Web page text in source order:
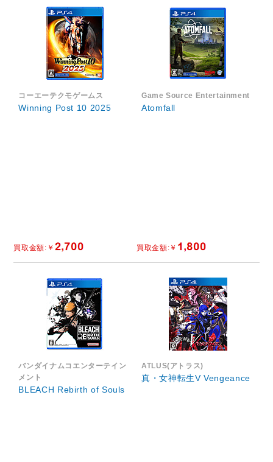
コーエーテクモゲームス
Winning Post 10 2025
Game Source Entertainment
Atomfall
バンダイナムコエンターテイン
メント
BLEACH Rebirth of Souls
ATLUS(アトラス)
真・女神転生V Vengeance